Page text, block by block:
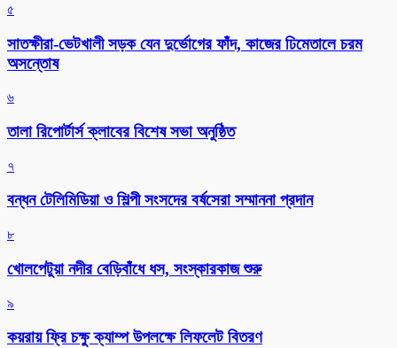
৫
সাতক্ষীরা-ভেটখালী সড়ক যেন দুর্ভোগের ফাঁদ, কাজের ঢিমেতালে চরম
অসন্তোষ
৬
‎তালা রিপোর্টার্স ক্লাবের বিশেষ সভা অনুষ্ঠিত
৭
বন্ধন টেলিমিডিয়া ও শিল্পী সংসদের বর্ষসেরা সম্মাননা প্রদান
৮
খোলপেটুয়া নদীর বেড়িবাঁধে ধস, সংস্কারকাজ শুরু
৯
কয়রায় ফ্রি চক্ষু ক্যাম্প উপলক্ষে লিফলেট বিতরণ